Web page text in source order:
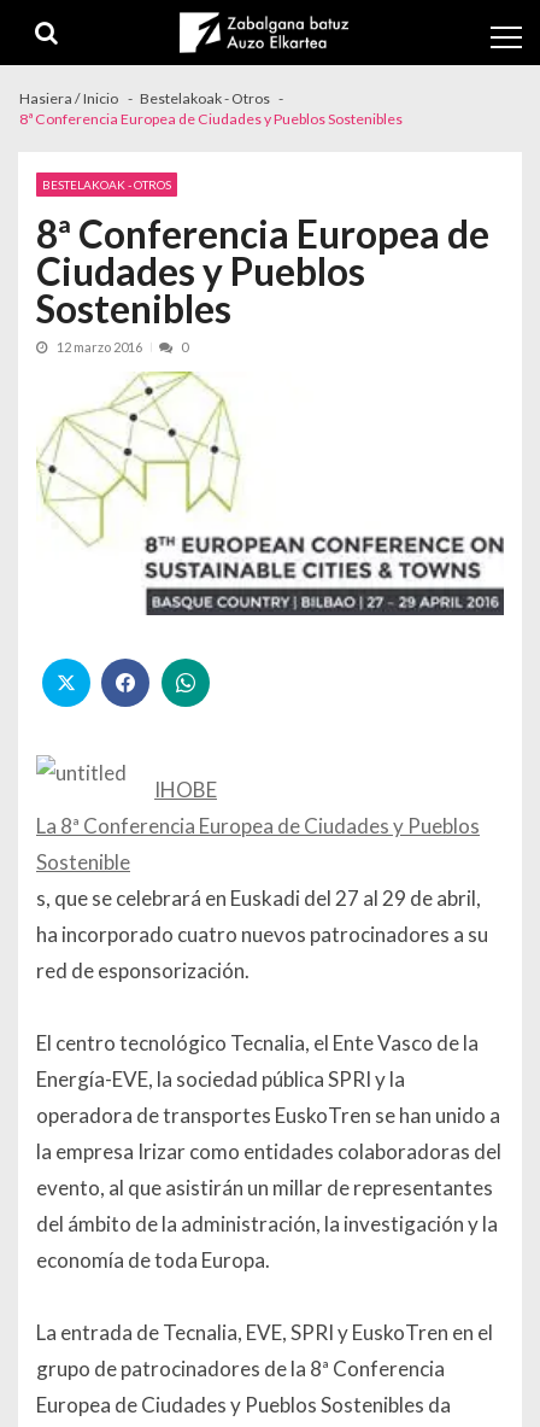
Hasiera / Inicio
Bestelakoak - Otros
8ª Conferencia Europea de Ciudades y Pueblos Sostenibles
BESTELAKOAK - OTROS
8ª Conferencia Europea de
Ciudades y Pueblos
Sostenibles
12 marzo 2016 0
IHOBE
La 8ª Conferencia Europea de Ciudades y Pueblos
Sostenible
s, que se celebrará en Euskadi del 27 al 29 de abril,
ha incorporado cuatro nuevos patrocinadores a su
red de esponsorización.
El centro tecnológico Tecnalia, el Ente Vasco de la
Energía-EVE, la sociedad pública SPRI y la
operadora de transportes EuskoTren se han unido a
la empresa Irizar como entidades colaboradoras del
evento, al que asistirán un millar de representantes
del ámbito de la administración, la investigación y la
economía de toda Europa.
La entrada de Tecnalia, EVE, SPRI y EuskoTren en el
grupo de patrocinadores de la 8ª Conferencia
Europea de Ciudades y Pueblos Sostenibles da